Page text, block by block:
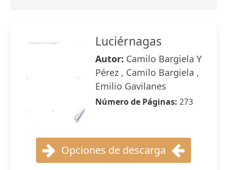
Luciérnagas
Autor: Camilo Bargiela Y
Pérez , Camilo Bargiela ,
Emilio Gavilanes
Número de Páginas: 273
Opciones de descarga